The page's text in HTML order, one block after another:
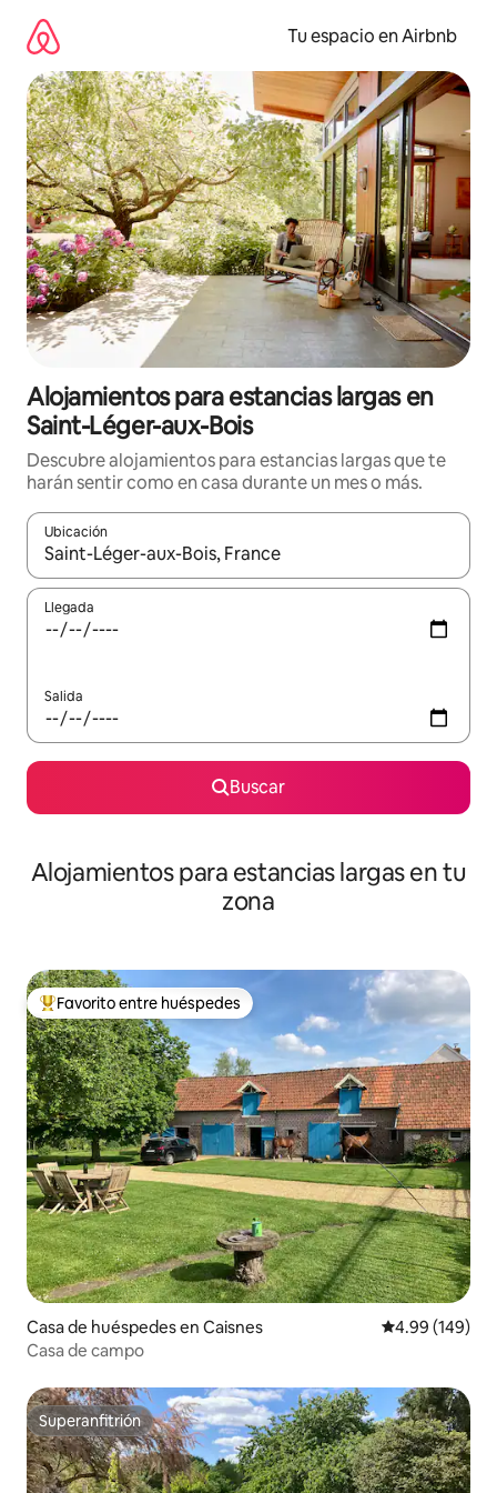
contenido
Tu espacio en Airbnb
Alojamientos para estancias largas en
Saint-Léger-aux-Bois
Descubre alojamientos para estancias largas que te
harán sentir como en casa durante un mes o más.
Ubicación
Cuando los resultados estén disponibles, podrás navegar
Llegada
Salida
Buscar
Alojamientos para estancias largas en tu
zona
De los mejores en Favorito entre huéspedes
Favorito entre huéspedes
Casa de huéspedes en Caisnes Calificación
4.99 (149)
Casa de campo
Superanfitrión
Superanfitrión